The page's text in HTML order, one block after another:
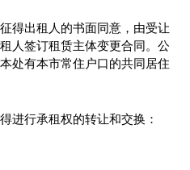
得出租人的书面同意，由受让
人签订租赁主体变更合同。公
处有本市常住户口的共同居住
进行承租权的转让和交换：